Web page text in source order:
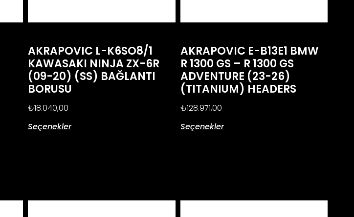
AKRAPOVIC L-K6SO8/1
KAWASAKI NINJA ZX-6R
(09-20) (SS) BAĞLANTI
BORUSU
₺18.040,00
Seçenekler
AKRAPOVIC E-B13E1 BMW
R 1300 GS – R 1300 GS
ADVENTURE (23-26)
(TITANIUM) HEADERS
₺128.971,00
Seçenekler